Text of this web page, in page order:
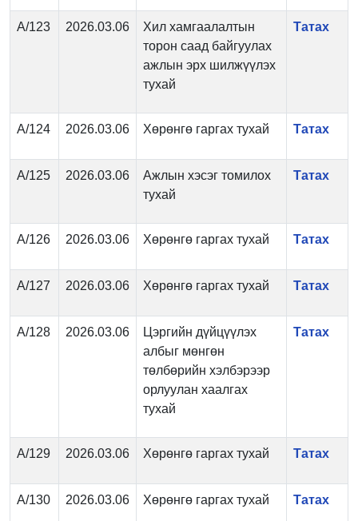
А/123 2026.03.06
Хил хамгаалалтын
торон саад байгуулах
ажлын эрх шилжүүлэх
тухай
Татах
А/124 2026.03.06 Хөрөнгө гаргах тухай Татах
А/125 2026.03.06
Ажлын хэсэг томилох
тухай
Татах
А/126 2026.03.06 Хөрөнгө гаргах тухай Татах
А/127 2026.03.06 Хөрөнгө гаргах тухай Татах
А/128 2026.03.06
Цэргийн дүйцүүлэх
албыг мөнгөн
төлбөрийн хэлбэрээр
орлуулан хаалгах
тухай
Татах
А/129 2026.03.06 Хөрөнгө гаргах тухай Татах
А/130 2026.03.06 Хөрөнгө гаргах тухай Татах